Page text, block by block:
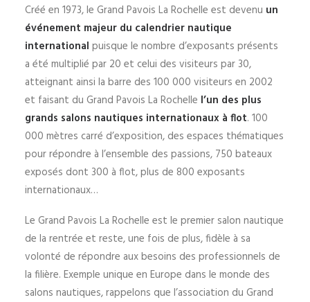
Créé en 1973, le Grand Pavois La Rochelle est devenu un
événement majeur du calendrier nautique
international puisque le nombre d’exposants présents
a été multiplié par 20 et celui des visiteurs par 30,
atteignant ainsi la barre des 100 000 visiteurs en 2002
et faisant du Grand Pavois La Rochelle l’un des plus
grands salons nautiques internationaux à flot. 100
000 mètres carré d’exposition, des espaces thématiques
pour répondre à l’ensemble des passions, 750 bateaux
exposés dont 300 à flot, plus de 800 exposants
internationaux…
Le Grand Pavois La Rochelle est le premier salon nautique
de la rentrée et reste, une fois de plus, fidèle à sa
volonté de répondre aux besoins des professionnels de
la filière. Exemple unique en Europe dans le monde des
salons nautiques, rappelons que l’association du Grand